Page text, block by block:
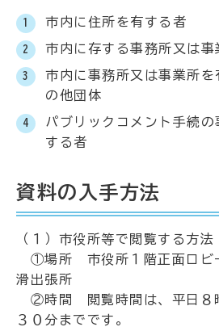
市内に住所を有する者
市内に存する事務所又は
市内に事務所又は事業所を
の他団体
パブリックコメント手続
する者
資料の入手方法
（１）市役所等で閲覧する方法
①場所 市役所１階正面ロビ
滑出張所
②時間 閲覧時間は、平日８
３０分までです。